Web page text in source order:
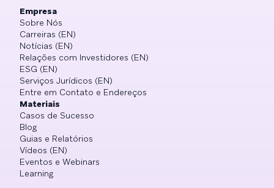
Empresa
Sobre Nós
Carreiras (EN)
Notícias (EN)
Relações com Investidores (EN)
ESG (EN)
Serviços Jurídicos (EN)
Entre em Contato e Endereços
Materiais
Casos de Sucesso
Blog
Guias e Relatórios
Vídeos (EN)
Eventos e Webinars
Learning